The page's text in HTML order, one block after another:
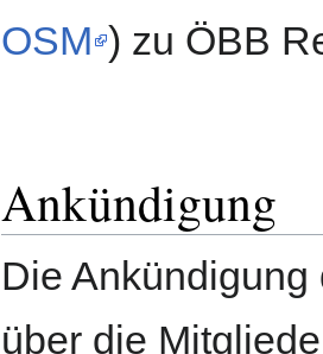
OSM ) zu ÖBB
Ankündigung
Die
über die